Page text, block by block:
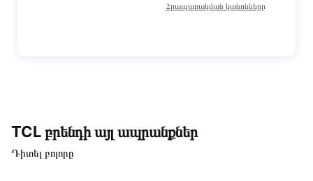
Հրապարակման կանոնները
TCL բրենդի այլ ապրանքներ
Դիտել բոլորը